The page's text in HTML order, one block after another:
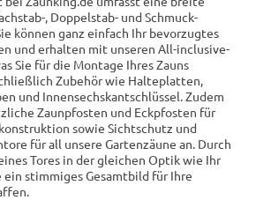
, Doppelstab- und Schmuck-
können ganz einfach Ihr bevorzugtes
und erhalten mit unseren All-inclusive-
Sie für die Montage Ihres Zauns
Zubehör wie Halteplatten,
und Innensechskantschlüssel. Zudem
Zaunpfosten und Eckpfosten für
sowie Sichtschutz und
für all unsere Gartenzäune an. Durch
Tores in der gleichen Optik wie Ihr
ein stimmiges Gesamtbild für Ihre